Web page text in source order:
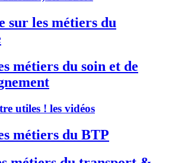
sur les métiers du
métiers du soin et de
utiles ! les vidéos
métiers du BTP